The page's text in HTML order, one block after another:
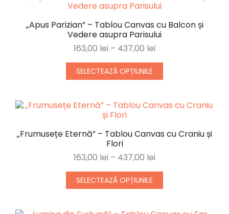
„Apus Parizian” – Tablou Canvas cu Balcon și
Vedere asupra Parisului
163,00 lei – 437,00 lei
SELECTEAZĂ OPȚIUNILE
„Frumusețe Eternă” – Tablou Canvas cu Craniu și
Flori
163,00 lei – 437,00 lei
SELECTEAZĂ OPȚIUNILE